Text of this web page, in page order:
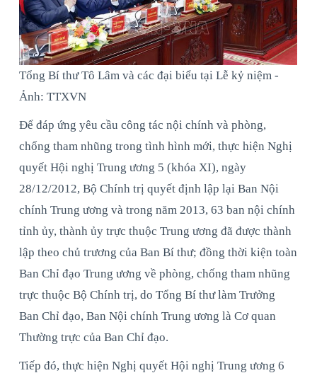
Tổng Bí thư Tô Lâm và các đại biểu tại Lễ kỷ niệm -
Ảnh: TTXVN
Để đáp ứng yêu cầu công tác nội chính và phòng,
chống tham nhũng trong tình hình mới, thực hiện Nghị
quyết Hội nghị Trung ương 5 (khóa XI), ngày
28/12/2012, Bộ Chính trị quyết định lập lại Ban Nội
chính Trung ương và trong năm 2013, 63 ban nội chính
tỉnh ủy, thành ủy trực thuộc Trung ương đã được thành
lập theo chủ trương của Ban Bí thư; đồng thời kiện toàn
Ban Chỉ đạo Trung ương về phòng, chống tham nhũng
trực thuộc Bộ Chính trị, do Tổng Bí thư làm Trưởng
Ban Chỉ đạo, Ban Nội chính Trung ương là Cơ quan
Thường trực của Ban Chỉ đạo.
Tiếp đó, thực hiện Nghị quyết Hội nghị Trung ương 6